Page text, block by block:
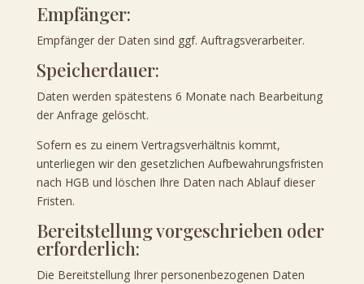
Empfänger:
Empfänger der Daten sind ggf. Auftragsverarbeiter.
Speicherdauer:
Daten werden spätestens 6 Monate nach Bearbeitung
der Anfrage gelöscht.
Sofern es zu einem Vertragsverhältnis kommt,
unterliegen wir den gesetzlichen Aufbewahrungsfristen
nach HGB und löschen Ihre Daten nach Ablauf dieser
Fristen.
Bereitstellung vorgeschrieben oder
erforderlich:
Die Bereitstellung Ihrer personenbezogenen Daten